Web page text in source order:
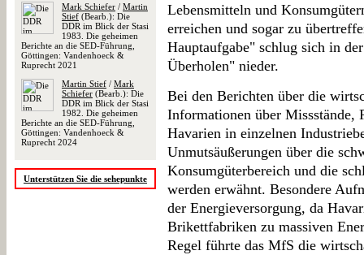
Mark Schiefer / Martin
Stief (Bearb.): Die
DDR im Blick der Stasi
1983. Die geheimen
Berichte an die SED-Führung,
Göttingen: Vandenhoeck &
Ruprecht 2021
Martin Stief / Mark
Schiefer (Bearb.): Die
DDR im Blick der Stasi
1982. Die geheimen
Berichte an die SED-Führung,
Göttingen: Vandenhoeck &
Ruprecht 2024
Unterstützen Sie die sehepunkte
Lebensmitteln und
erreichen und sogar zu
Hauptaufgabe" schlug sich in
Überholen" nieder.
Bei den Berichten über die
Informationen über Missstände,
Havarien in einzelnen
Unmutsäußerungen über die
Konsumgüterbereich und die
werden erwähnt. Besondere
der Energieversorgung, da
Brikettfabriken zu massiven
Regel führte das MfS die